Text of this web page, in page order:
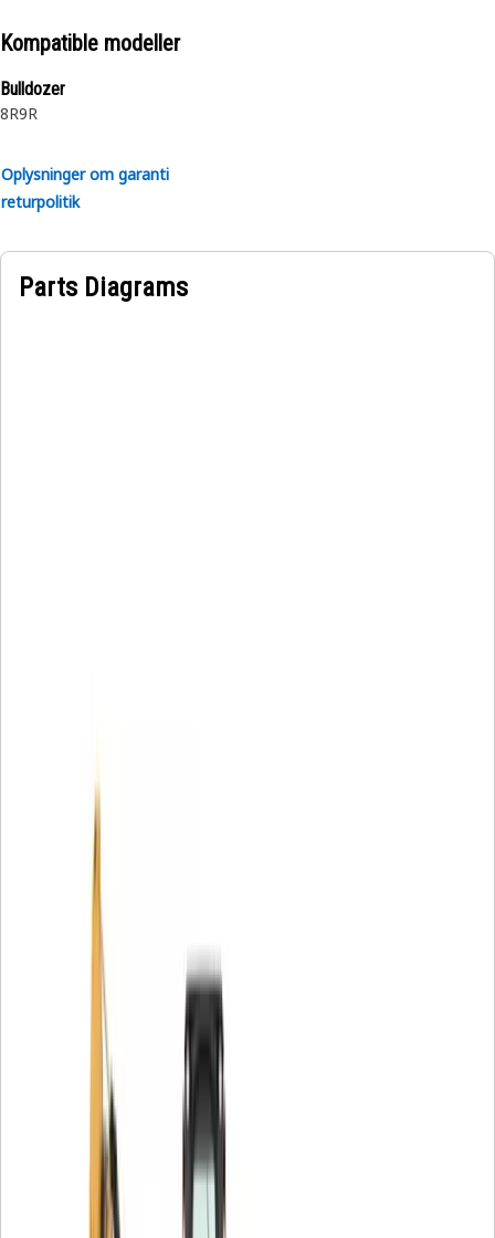
Kompatible modeller
Bulldozer
8R9R
Oplysninger om garanti
returpolitik
Parts Diagrams